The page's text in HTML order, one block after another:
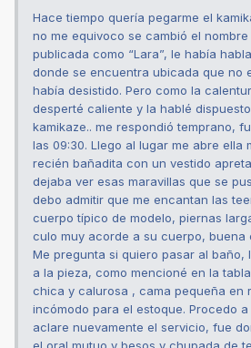
Hace tiempo quería pegarme el
no me equivoco se cambió el
publicada como “Lara”, le había
donde se encuentra ubicada que no
había desistido. Pero como la
desperté caliente y la hablé
kamikaze.. me respondió temprano,
las 09:30. Llego al lugar me abre ella
recién bañadita con un vestido
dejaba ver esas maravillas que se
debo admitir que me encantan las
cuerpo típico de modelo, piernas
culo muy acorde a su cuerpo, buena
Me pregunta si quiero pasar al baño,
a la pieza, como mencioné en la
chica y calurosa , cama pequeña en
incómodo para el estoque. Procedo
aclare nuevamente el servicio, fue